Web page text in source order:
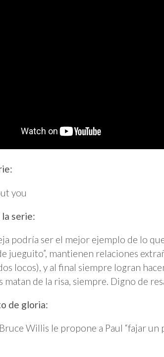
you
la serie:
podría ser el mejor ejemplo de lo
jueguito”, mantienen relaciones
locos), y al final siempre logran
matan de la risa, siempre. Digno de
de gloria:
Willis le propone a Paul “fajar un